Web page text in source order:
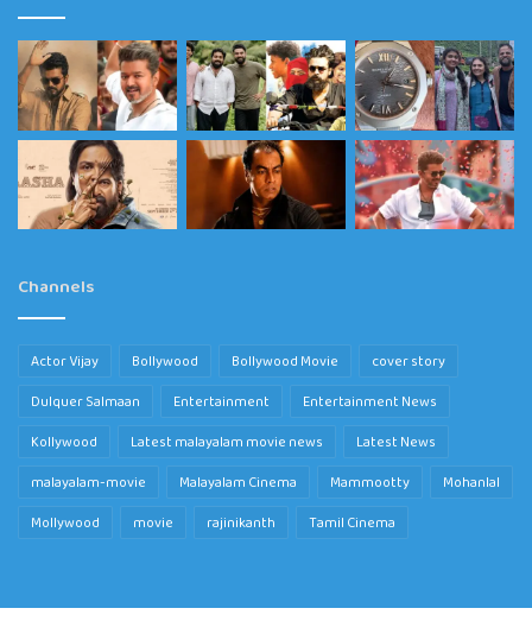
Channels
Actor Vijay Bollywood Bollywood Movie
cover story
Dulquer Salmaan
Entertainment
Entertainment News
Kollywood
Latest malayalam movie news
Latest News
malayalam-movie
Malayalam Cinema Mammootty
Mohanlal
Mollywood
movie rajinikanth Tamil Cinema